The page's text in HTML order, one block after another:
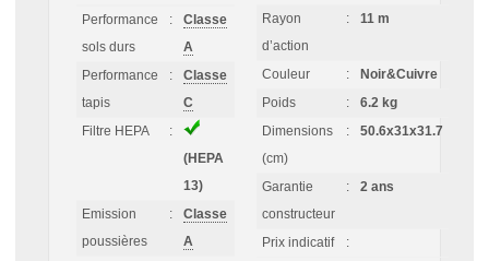
Performance
sols durs
:
Classe
A
Performance
tapis
:
Classe
C
Filtre HEPA
:
(HEPA
13)
Emission
poussières
:
Classe
A
Rayon
d’action
: 11 m
Couleur :
Noir&Cuivre
Poids
:
6.2 kg
Dimensions
(cm)
: 50.6x31x31.7
Garantie
constructeur
: 2 ans
Prix indicatif :